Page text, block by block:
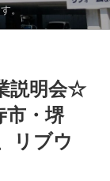
。
説明会☆
市・堺
リブウ